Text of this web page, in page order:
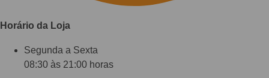
Horário da Loja
Segunda a Sexta
08:30 às 21:00 horas